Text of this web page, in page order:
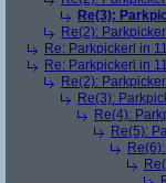
Re(3):
Re(2):
Re: Parkpickerl in
Re: Parkpickerl in
Re(2):
Re(3):
Re(4):
Re(5):